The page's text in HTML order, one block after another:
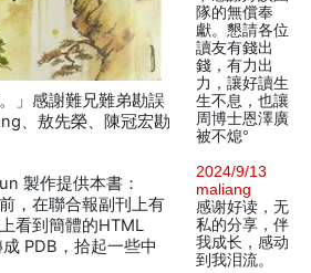
」感謝難兄難弟勘誤
、敖先榮、陳冠宏勘
製作提供本書：
，在聯合報副刊上有
看到簡體的HTML
PDB，拾起一些中
隊的無償奉
獻。懇請各位
讀友有錢出
錢，有力出
力，讓好讀生
生不息，也讓
周博士恩澤廣
被不熄°
2024/9/13
maliang
感谢好读，无
私的分享，伴
我成长，感动
到我泪流。